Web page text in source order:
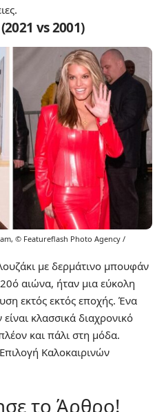
vs 2001)
, © Featureflash Photo Agency /
με δερμάτινο μπουφάν
αιώνα, ήταν μια εύκολη
εκτός εκτός εποχής. Ένα
κλασσικά διαχρονικό
και πάλι στη μόδα.
Καλοκαιρινών
το Άρθρο!